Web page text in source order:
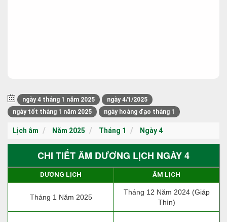
ngày 4 tháng 1 năm 2025
ngày 4/1/2025
ngày tốt tháng 1 năm 2025
ngày hoàng đạo tháng 1
Lịch âm Năm 2025 Tháng 1 Ngày 4
CHI TIẾT ÂM DƯƠNG LỊCH NGÀY 4
DƯƠNG LỊCH ÂM LỊCH
Tháng 1 Năm 2025
Tháng 12 Năm 2024 (Giáp
Thìn)